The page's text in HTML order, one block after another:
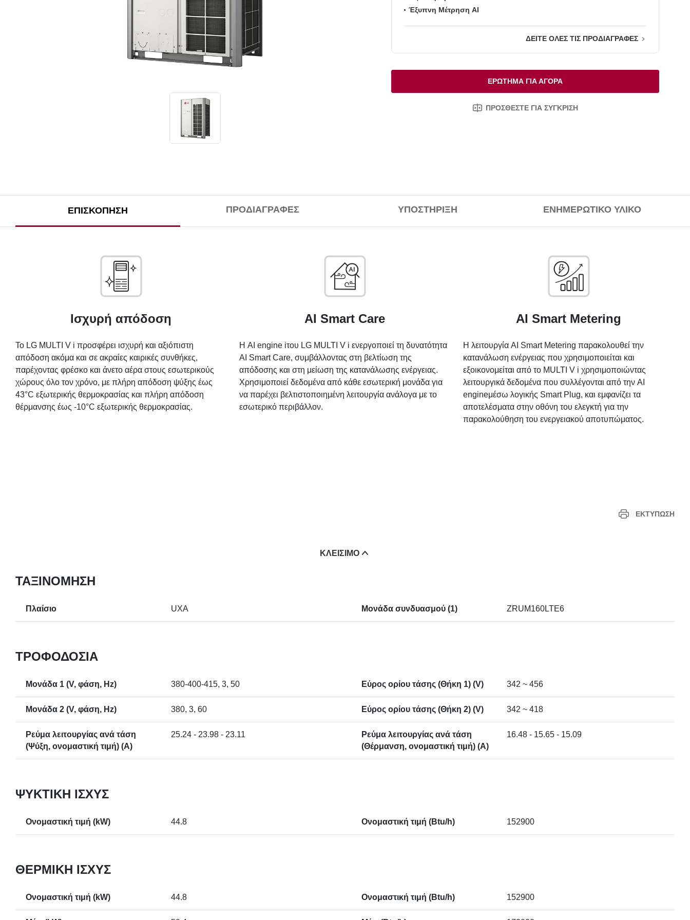
Έξυπνη Μέτρηση AI
ΔΕΙΤΕ ΟΛΕΣ ΤΙΣ ΠΡΟΔΙΑΓΡΑΦΕΣ
ΕΡΏΤΗΜΑ ΓΙΑ ΑΓΟΡΆ
ΠΡΟΣΘΈΣΤΕ ΓΙΑ ΣΎΓΚΡΙΣΗ
ΕΠΙΣΚΌΠΗΣΗ ΠΡΟΔΙΑΓΡΑΦΈΣ ΥΠΟΣΤΉΡΙΞΗ ΕΝΗΜΕΡΩΤΙΚΌ ΥΛΙΚΌ
Ισχυρή απόδοση
Το LG MULTI V i προσφέρει ισχυρή και αξιόπιστη
απόδοση ακόμα και σε ακραίες καιρικές συνθήκες,
παρέχοντας φρέσκο ​​και άνετο αέρα στους εσωτερικούς
χώρους όλο τον χρόνο, με πλήρη απόδοση ψύξης έως
43°C εξωτερικής θερμοκρασίας και πλήρη απόδοση
θέρμανσης έως -10°C εξωτερικής θερμοκρασίας.
AI Smart Care
Η AI engine iτου LG MULTI V i ενεργοποιεί τη δυνατότητα
AI Smart Care, συμβάλλοντας στη βελτίωση της
απόδοσης και στη μείωση της κατανάλωσης ενέργειας.
Χρησιμοποιεί δεδομένα από κάθε εσωτερική μονάδα για
να παρέχει βελτιστοποιημένη λειτουργία ανάλογα με το
εσωτερικό περιβάλλον.
AI Smart Metering
Η λειτουργία AI Smart Metering παρακολουθεί την
κατανάλωση ενέργειας που χρησιμοποιείται και
εξοικονομείται από το MULTI V i χρησιμοποιώντας
λειτουργικά δεδομένα που συλλέγονται από την AI
engineμέσω λογικής Smart Plug, και εμφανίζει τα
αποτελέσματα στην οθόνη του ελεγκτή για την
παρακολούθηση του ενεργειακού αποτυπώματος.
ΕΚΤΎΠΩΣΗ
ΚΛΕΊΣΙΜΟ
ΤΑΞΙΝΌΜΗΣΗ
Πλαίσιο UXA Μονάδα συνδυασμού (1) ZRUM160LTE6
ΤΡΟΦΟΔΟΣΊΑ
Μονάδα 1 (V, φάση, Hz) 380-400-415, 3, 50 Εύρος ορίου τάσης (Θήκη 1) (V) 342 ~ 456
Μονάδα 2 (V, φάση, Hz) 380, 3, 60 Εύρος ορίου τάσης (Θήκη 2) (V) 342 ~ 418
Ρεύμα λειτουργίας ανά τάση
(Ψύξη, ονομαστική τιμή) (A)
25.24 - 23.98 - 23.11
Ρεύμα λειτουργίας ανά τάση
(Θέρμανση, ονομαστική τιμή) (A)
16.48 - 15.65 - 15.09
ΨΥΚΤΙΚΉ ΙΣΧΎΣ
Ονομαστική τιμή (kW) 44.8 Ονομαστική τιμή (Btu/h) 152900
ΘΕΡΜΙΚΉ ΙΣΧΎΣ
Ονομαστική τιμή (kW) 44.8 Ονομαστική τιμή (Btu/h) 152900